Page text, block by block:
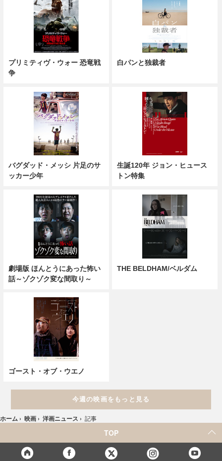
プリミティヴ・ウォー 恐竜戦
争
白パンと独裁者
バグダッド・メッシ 片足のサ
ッカー少年
生誕120年 ジョン・ヒュース
トン特集
劇場版 ほんとうにあった怖い
話～ゾクゾク変な間取り～
THE BELDHAM/ベルダム
ゴースト・オブ・ウエノ
今週の映画をもっと見る
ホーム › 映画 › 洋画ニュース › 記事
TOP